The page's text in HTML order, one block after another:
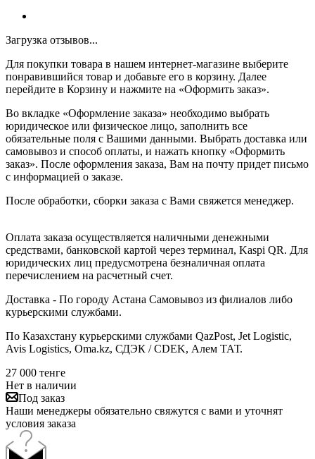
Загрузка отзывов...
Для покупки товара в нашем интернет-магазине выберите
понравившийся товар и добавьте его в корзину. Далее
перейдите в Корзину и нажмите на «Оформить заказ».
Во вкладке «Оформление заказа» необходимо выбрать
юридическое или физическое лицо, заполнить все
обязательные поля с Вашими данными. Выбрать доставка или
самовывоз и способ оплаты, и нажать кнопку «Оформить
заказ». После оформления заказа, Вам на почту придет письмо
с информацией о заказе.
После обработки, сборки заказа с Вами свяжется менеджер.
Оплата заказа осуществляется наличными денежными
средствами, банковской картой через терминал, Kaspi QR. Для
юридических лиц предусмотрена безналичная оплата
перечислением на расчетный счет.
Доставка - По городу Астана Самовывоз из филиалов либо
курьерскими службами.
По Казахстану курьерскими службами QazPost, Jet Logistic,
Avis Logistics, Oma.kz, СДЭК / CDEK, Алем ТАТ.
27 000 тенге
Нет в наличии
Под заказ
Наши менеджеры обязательно свяжутся с вами и уточнят
условия заказа